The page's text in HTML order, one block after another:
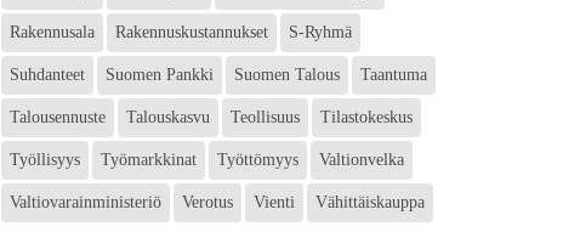
Rakennusala Rakennuskustannukset S-Ryhmä
Suhdanteet Suomen Pankki Suomen Talous Taantuma
Talousennuste Talouskasvu Teollisuus Tilastokeskus
Työllisyys Työmarkkinat Työttömyys Valtionvelka
Valtiovarainministeriö Verotus Vienti Vähittäiskauppa